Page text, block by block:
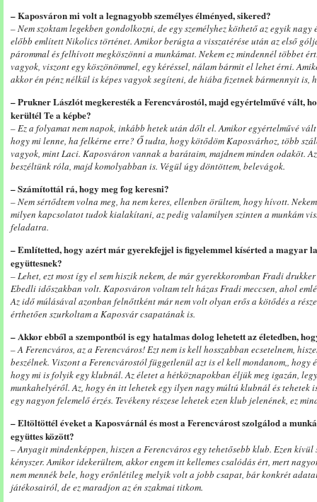
– Kaposváron mi volt a legnagyobb személyes élményed, sikered?
– Nem szoktam legekben gondolkozni, de egy személyhez köthető az egyik nagy
előbb említett Nikolics történet. Amikor berúgta a visszatérése után az első
párommal és felhívott megköszönni a munkámat. Nekem ez mindennél többet
vagyok, viszont egy köszönömmel, egy kéréssel, nálam bármit el lehet érni.
akkor én pénz nélkül is képes vagyok segíteni, de hiába fizetnek bármennyit is,
– Prukner Lászlót megkeresték a Ferencvárostól, majd egyértelművé vált,
kerültél Te a képbe?
– Ez a folyamat nem napok, inkább hetek után dőlt el. Amikor egyértelművé
hogy mi lenne, ha felkérne erre? Ő tudta, hogy kötődöm Kaposvárhoz, több
vagyok, mint Laci. Kaposváron vannak a barátaim, majdnem minden odaköt.
beszéltünk róla, majd komolyabban is. Végül úgy döntöttem, belevágok.
– Számítottál rá, hogy meg fog keresni?
– Nem sértődtem volna meg, ha nem keres, ellenben örültem, hogy hívott.
milyen kapcsolatot tudok kialakítani, az pedig valamilyen szinten a munkám
feladatra.
– Említetted, hogy azért már gyerekfejjel is figyelemmel kísérted a magyar
együttesnek?
– Lehet, ezt most így el sem hiszik nekem, de már gyerekkoromban Fradi
Ebedli időszakban volt. Kaposváron voltam telt házas Fradi meccsen, ahol
Az idő múlásával azonban felnőttként már nem volt olyan erős a kötődés a
érthetően szurkoltam a Kaposvár csapatának is.
– Akkor ebből a szempontból is egy hatalmas dolog lehetett az életedben,
– A Ferencváros, az a Ferencváros! Ezt nem is kell hosszabban ecsetelnem,
beszélnek. Viszont a Ferencvárostól függetlenül azt is el kell mondanom,, hogy
hogy mi is folyik egy klubnál. Az életet a hétköznapokban éljük meg igazán,
munkahelyéről. Az, hogy én itt lehetek egy ilyen nagy múltú klubnál és tehetek
egy nagyon felemelő érzés. Tevékeny részese lehetek ezen klub jelenének, ez
– Eltöltöttél éveket a Kaposvárnál és most a Ferencvárost szolgálod a
együttes között?
– Anyagit mindenképpen, hiszen a Ferencváros egy tehetősebb klub. Ezen
kényszer. Amikor idekerültem, akkor engem itt kellemes csalódás ért, mert
nem mennék bele, hogy erőnlétileg melyik volt a jobb csapat, bár konkrét
játékosairól, de ez maradjon az én szakmai titkom.